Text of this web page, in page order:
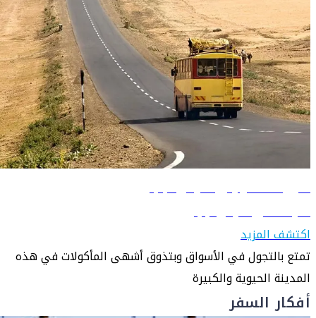
دليل السفر إلى أديس أبابا
تعرّف على أديس أبابا
اكتشف المزيد
تمتع بالتجول في الأسواق وبتذوق أشهى المأكولات في هذه
المدينة الحيوية والكبيرة
أفكار السفر